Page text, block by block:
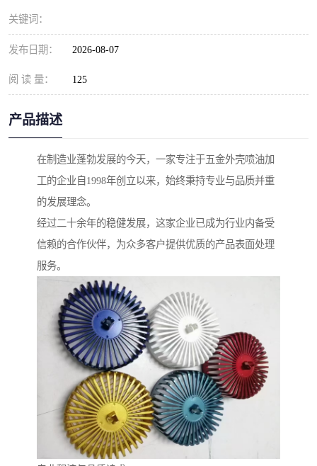
关键词：
发布日期： 2026-08-07
阅 读 量： 125
产品描述
在制造业蓬勃发展的今天，一家专注于五金外壳喷油加
工的企业自1998年创立以来，始终秉持专业与品质并重
的发展理念。
经过二十余年的稳健发展，这家企业已成为行业内备受
信赖的合作伙伴，为众多客户提供优质的产品表面处理
服务。